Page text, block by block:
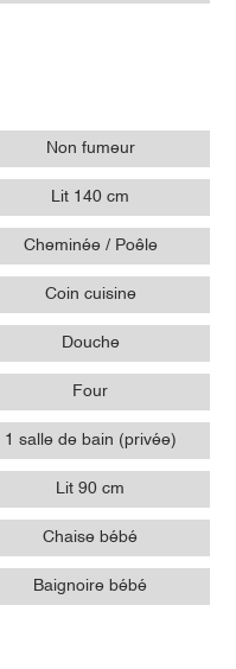
Non fumeur
Lit 140 cm
Cheminée / Poêle
Coin cuisine
Douche
Four
1 salle de bain (privée)
Lit 90 cm
Chaise bébé
Baignoire bébé